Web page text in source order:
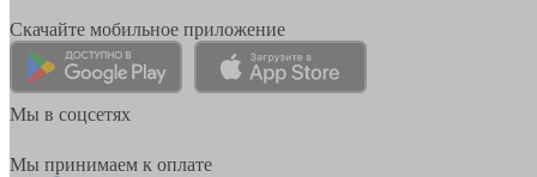
Скачайте мобильное приложение
Мы в соцсетях
Мы принимаем к оплате